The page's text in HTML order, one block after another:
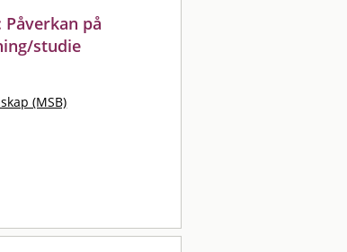
på
studie
(MSB)